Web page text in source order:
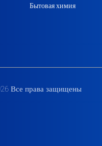
Бытовая химия
Все права защищены